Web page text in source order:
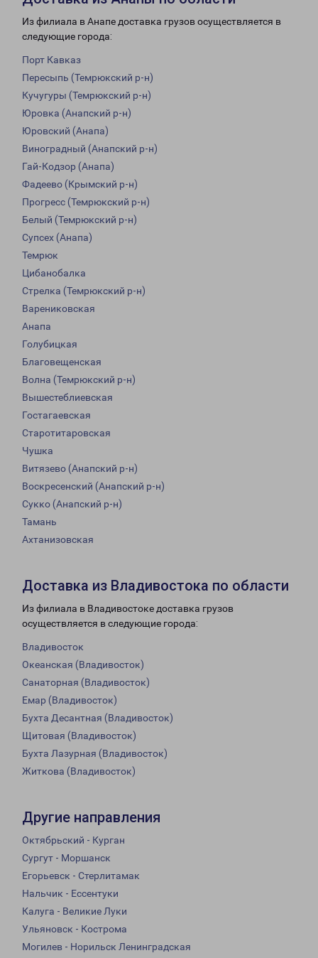
Из филиала в Анапе доставка грузов осуществляется в
следующие города:
Порт Кавказ
Пересыпь (Темрюкский р-н)
Кучугуры (Темрюкский р-н)
Юровка (Анапский р-н)
Юровский (Анапа)
Виноградный (Анапский р-н)
Гай-Кодзор (Анапа)
Фадеево (Крымский р-н)
Прогресс (Темрюкский р-н)
Белый (Темрюкский р-н)
Супсех (Анапа)
Темрюк
Цибанобалка
Стрелка (Темрюкский р-н)
Варениковская
Анапа
Голубицкая
Благовещенская
Волна (Темрюкский р-н)
Вышестеблиевская
Гостагаевская
Старотитаровская
Чушка
Витязево (Анапский р-н)
Воскресенский (Анапский р-н)
Сукко (Анапский р-н)
Тамань
Ахтанизовская
Доставка из Владивостока по области
Из филиала в Владивостоке доставка грузов
осуществляется в следующие города:
Владивосток
Океанская (Владивосток)
Санаторная (Владивосток)
Емар (Владивосток)
Бухта Десантная (Владивосток)
Щитовая (Владивосток)
Бухта Лазурная (Владивосток)
Житкова (Владивосток)
Другие направления
Октябрьский - Курган
Сургут - Моршанск
Егорьевск - Стерлитамак
Нальчик - Ессентуки
Калуга - Великие Луки
Ульяновск - Кострома
Могилев - Норильск Ленинградская